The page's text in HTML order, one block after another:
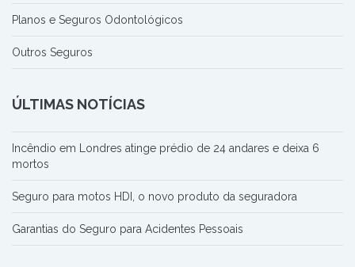
Planos e Seguros Odontológicos
Outros Seguros
ÚLTIMAS NOTÍCIAS
Incêndio em Londres atinge prédio de 24 andares e deixa 6
mortos
Seguro para motos HDI, o novo produto da seguradora
Garantias do Seguro para Acidentes Pessoais